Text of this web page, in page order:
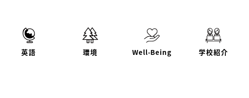
英語 環境 Well-Being 学校紹介